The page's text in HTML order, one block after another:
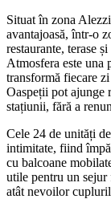
Situat în zona
avantajoasă, într-o
restaurante, terase
Atmosfera este una
transformă fiecare
Oaspeții pot ajunge
stațiunii, fără a
Cele 24 de unități
intimitate, fiind
cu balcoane
utile pentru un
atât nevoilor